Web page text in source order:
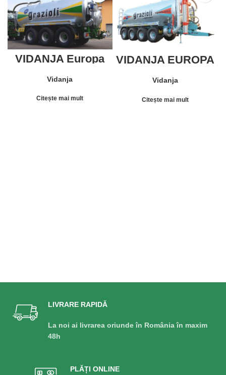
VIDANJA Europa
340/3 GRAZIOLI
Vidanja
Citește mai mult
VIDANJA EUROPA
GRAZIOLI
Vidanja
Citește mai mult
LIVRARE RAPIDĂ
La noi ai livrarea oriunde în România în maxim
48h
PLĂȚI ONLINE